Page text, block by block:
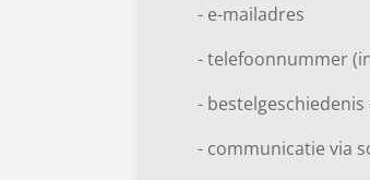
- e-mailadres
- telefoonnummer
-
- communicatie via